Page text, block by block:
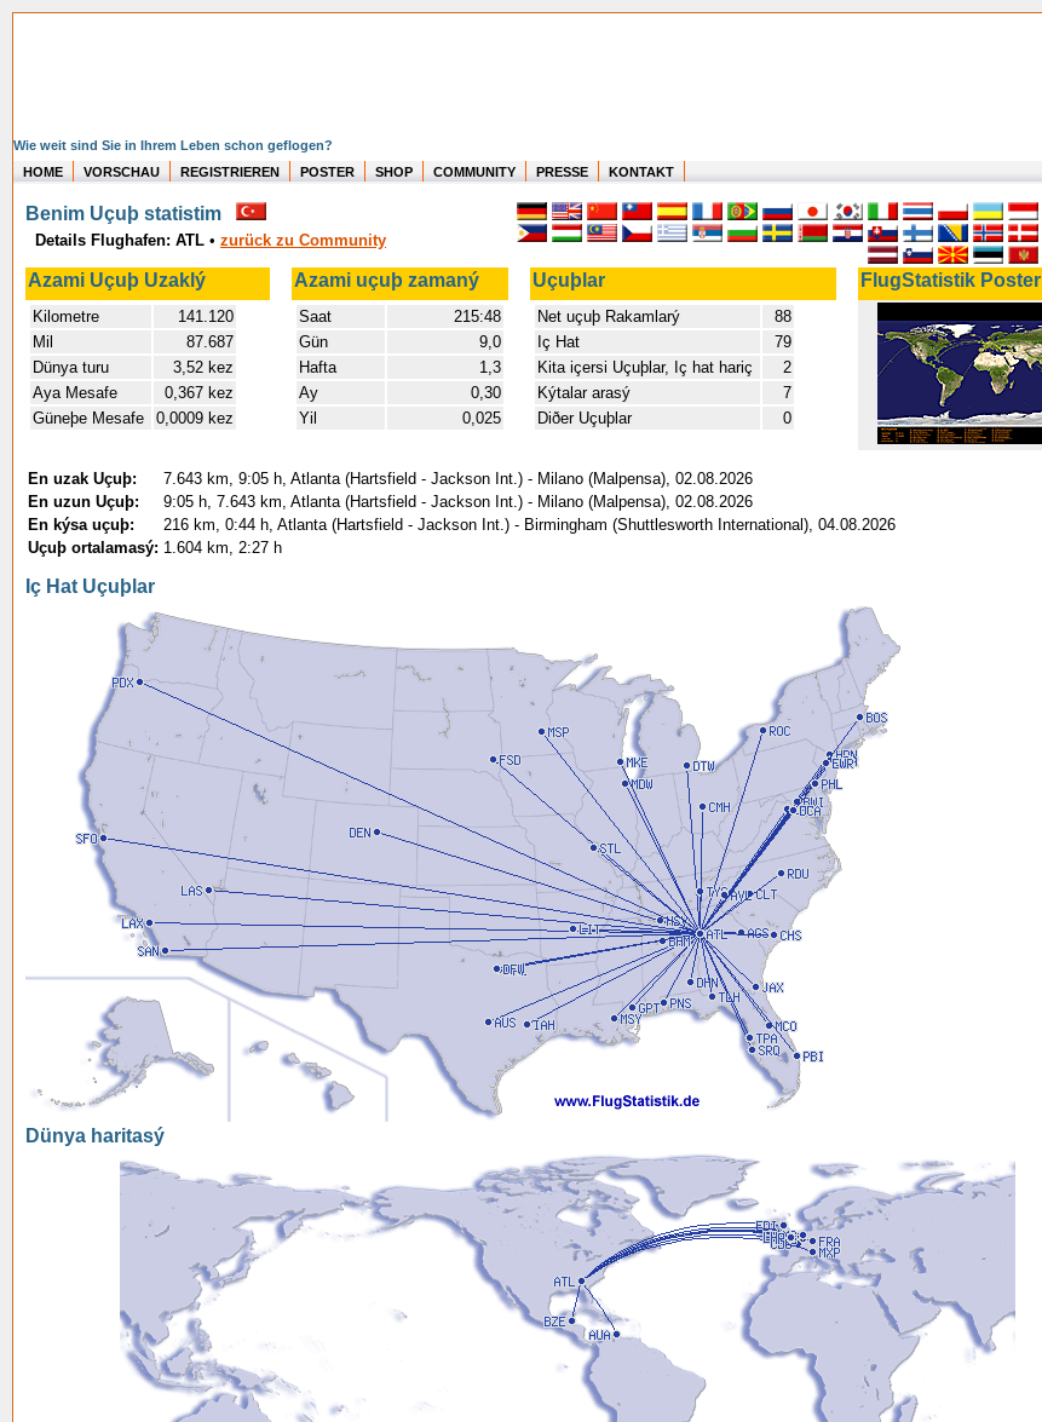
Wie weit sind Sie in Ihrem Leben schon geflogen?
HOME
VORSCHAU REGISTRIEREN POSTER SHOP COMMUNITY PRESSE KONTAKT
Benim Uçuþ statistim
Details Flughafen: ATL • zurück zu Community
Azami Uçuþ Uzaklý Azami uçuþ zamaný Uçuþlar FlugStatistik Poster
Kilometre
141.120
Mil
87.687
Dünya turu
3,52 kez
Aya Mesafe
0,367 kez
Güneþe Mesafe
0,0009 kez
Saat
215:48
Gün
9,0
Hafta
1,3
Ay
0,30
Yil
0,025
Net uçuþ Rakamlarý
88
Iç Hat
79
Kita içersi Uçuþlar, Iç hat hariç
2
Kýtalar arasý
7
Diðer Uçuþlar
0
En uzak Uçuþ:
7.643 km, 9:05 h, Atlanta (Hartsfield - Jackson Int.) - Milano (Malpensa), 02.08.2026
En uzun Uçuþ:
9:05 h, 7.643 km, Atlanta (Hartsfield - Jackson Int.) - Milano (Malpensa), 02.08.2026
En kýsa uçuþ:
216 km, 0:44 h, Atlanta (Hartsfield - Jackson Int.) - Birmingham (Shuttlesworth International), 04.08.2026
Uçuþ ortalamasý: 1.604 km, 2:27 h
Iç Hat Uçuþlar
Dünya haritasý